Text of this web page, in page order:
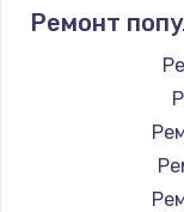
Ремонт